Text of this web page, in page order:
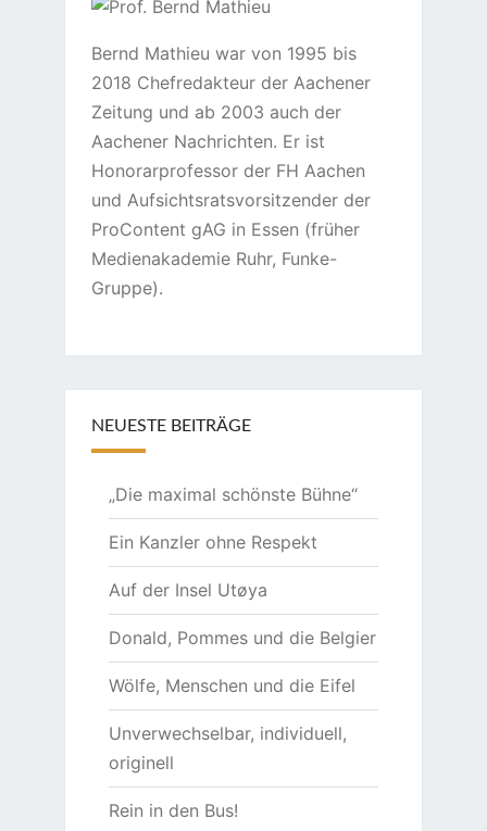
Bernd Mathieu war von 1995 bis
2018 Chefredakteur der Aachener
Zeitung und ab 2003 auch der
Aachener Nachrichten. Er ist
Honorarprofessor der FH Aachen
und Aufsichtsratsvorsitzender der
ProContent gAG in Essen (früher
Medienakademie Ruhr, Funke-
Gruppe).
NEUESTE BEITRÄGE
„Die maximal schönste Bühne“
Ein Kanzler ohne Respekt
Auf der Insel Utøya
Donald, Pommes und die Belgier
Wölfe, Menschen und die Eifel
Unverwechselbar, individuell,
originell
Rein in den Bus!